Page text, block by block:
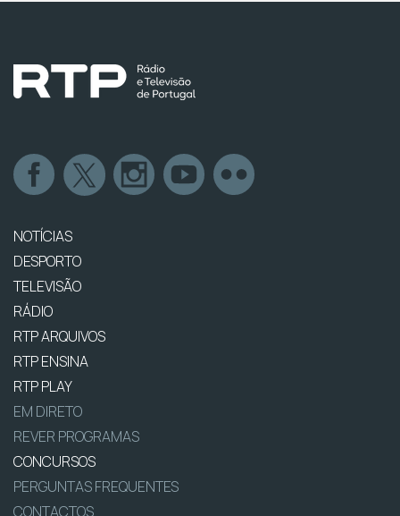
NOTÍCIAS
DESPORTO
TELEVISÃO
RÁDIO
RTP ARQUIVOS
RTP ENSINA
RTP PLAY
EM DIRETO
REVER PROGRAMAS
CONCURSOS
PERGUNTAS FREQUENTES
CONTACTOS